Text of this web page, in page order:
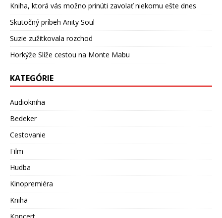
Kniha, ktorá vás možno prinúti zavolať niekomu ešte dnes
Skutočný príbeh Anity Soul
Suzie zužitkovala rozchod
Horkýže Slíže cestou na Monte Mabu
KATEGÓRIE
Audiokniha
Bedeker
Cestovanie
Film
Hudba
Kinopremiéra
Kniha
Koncert